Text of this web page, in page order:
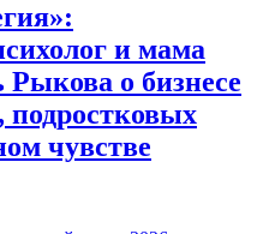
и мама
о бизнесе
подростковых
чувстве